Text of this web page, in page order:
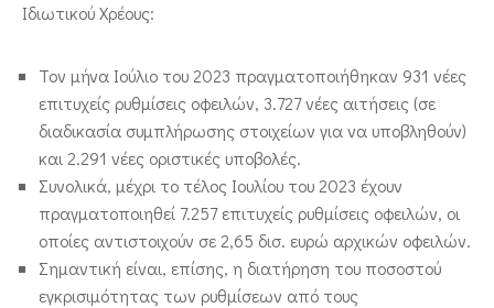
Ιδιωτικού Χρέους:
Τον μήνα Ιούλιο του 2023 πραγματοποιήθηκαν 931 νέες
επιτυχείς ρυθμίσεις οφειλών, 3.727 νέες αιτήσεις (σε
διαδικασία συμπλήρωσης στοιχείων για να υποβληθούν)
και 2.291 νέες οριστικές υποβολές.
Συνολικά, μέχρι το τέλος Ιουλίου του 2023 έχουν
πραγματοποιηθεί 7.257 επιτυχείς ρυθμίσεις οφειλών, οι
οποίες αντιστοιχούν σε 2,65 δισ. ευρώ αρχικών οφειλών.
Σημαντική είναι, επίσης, η διατήρηση του ποσοστού
εγκρισιμότητας των ρυθμίσεων από τους